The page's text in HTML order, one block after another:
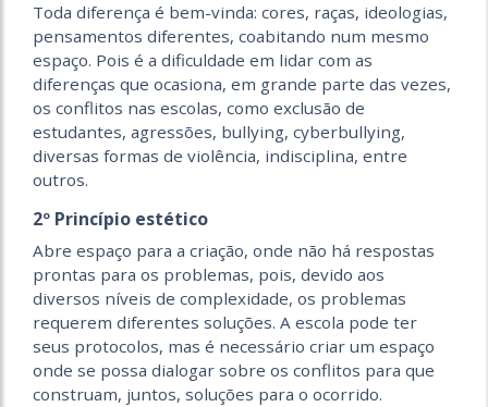
Toda diferença é bem-vinda: cores, raças, ideologias,
pensamentos diferentes, coabitando num mesmo
espaço. Pois é a dificuldade em lidar com as
diferenças que ocasiona, em grande parte das vezes,
os conflitos nas escolas, como exclusão de
estudantes, agressões, bullying, cyberbullying,
diversas formas de violência, indisciplina, entre
outros.
2º Princípio estético
Abre espaço para a criação, onde não há respostas
prontas para os problemas, pois, devido aos
diversos níveis de complexidade, os problemas
requerem diferentes soluções. A escola pode ter
seus protocolos, mas é necessário criar um espaço
onde se possa dialogar sobre os conflitos para que
construam, juntos, soluções para o ocorrido.